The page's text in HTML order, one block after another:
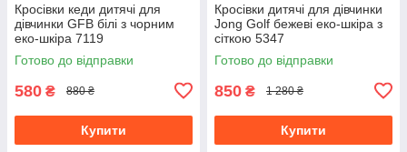
Кросівки кеди дитячі для
дівчинки GFB білі з чорним
еко-шкіра 7119
Готово до відправки
580 ₴ 880 ₴
Купити
Кросівки дитячі для дівчинки
Jong Golf бежеві еко-шкіра з
сіткою 5347
Готово до відправки
850 ₴ 1 280 ₴
Купити